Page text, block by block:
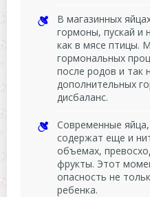
В магазинных
гормоны, пускай и
как в мясе птицы.
гормональных
после родов и так
дополнительных
дисбаланс.
Современные
содержат еще и
объемах,
фрукты. Этот
опасность не
ребенка.